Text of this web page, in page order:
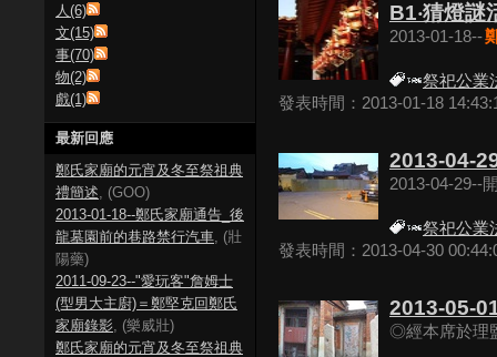
B1‧猜燈謎
2013-01-18--
祭祀公業
發表時間：2013-01-18
2013-04-
2013-04-29--
祭祀公業
發表時間：2013-04-30
2013-05-
◎經本席於理
人(6)
文(15)
事(70)
物(2)
戲(1)
最新回應
鄭氏家廟的元宵及冬至祭祖典
禮簡述, (GOO)
2013-01-18--鄭氏家廟通告_後
龍墓園前的巷路禁行汽車, (壯
陽藥)
2011-09-23--"愛玩客"詹姆士
(型男大主廚)＝鄭堅克回鄭氏
家廟錄影, (樂威壯)
鄭氏家廟的元宵及冬至祭祖典